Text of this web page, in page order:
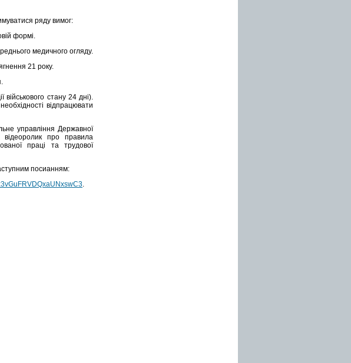
ряду вимог:
формі.
медичного огляду.
21 року.
військового стану 24 дні).
відпрацювати
управління Державної
про правила
праці та трудової
посианням:
.